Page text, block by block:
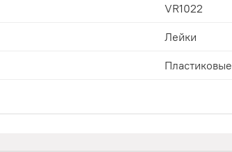
VR1022
Лейки
Пластиковые